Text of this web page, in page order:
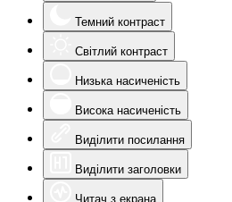
Темний контраст
Світлий контраст
Низька насиченість
Висока насиченість
Виділити посилання
Виділити заголовки
Читач з екрана